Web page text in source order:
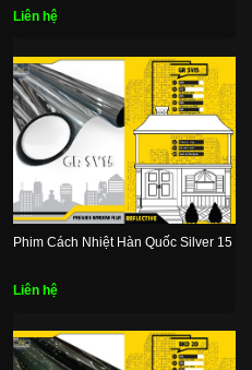
Liên hệ
Phim Cách Nhiệt Hàn Quốc Silver 15
Liên hệ